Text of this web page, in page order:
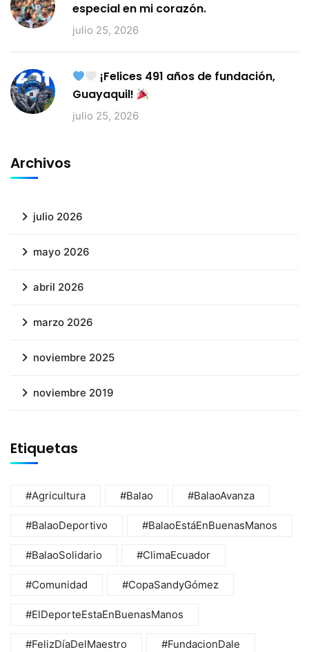
especial en mi corazón.
julio 25, 2026
¡Felices 491 años de fundación,
Guayaquil!
julio 25, 2026
Archivos
julio 2026
mayo 2026
abril 2026
marzo 2026
noviembre 2025
noviembre 2019
Etiquetas
#Agricultura #Balao #BalaoAvanza
#BalaoDeportivo #BalaoEstáEnBuenasManos
#BalaoSolidario #ClimaEcuador
#Comunidad #CopaSandyGómez
#ElDeporteEstaEnBuenasManos
#FelizDíaDelMaestro #FundacionDale